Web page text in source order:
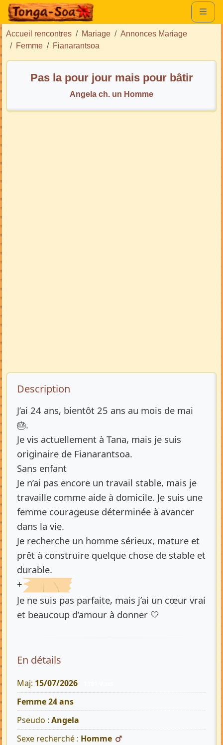
Accueil rencontres Mariage
Annonces Mariage
Femme
Fianarantsoa
Pas la pour jour mais pour bâtir
Angela ch. un Homme
Description de l’annonce
Description
J’ai 24 ans, bientôt 25 ans au mois de mai
🎂.
Je vis actuellement à Tana, mais je suis
originaire de Fianarantsoa.
Sans enfant
Je n’ai pas encore un travail stable, mais je
travaille comme aide à domicile. Je suis une
femme courageuse déterminée à avancer
dans la vie.
Je recherche un homme sérieux, mature et
prêt à construire quelque chose de stable et
durable.
+
Je ne suis pas parfaite, mais j’ai un cœur vrai
et beaucoup d’amour à donner 🤍
En détails
Maj: 15/07/2026
Femme 24 ans
Pseudo : Angela
Sexe recherché : Homme